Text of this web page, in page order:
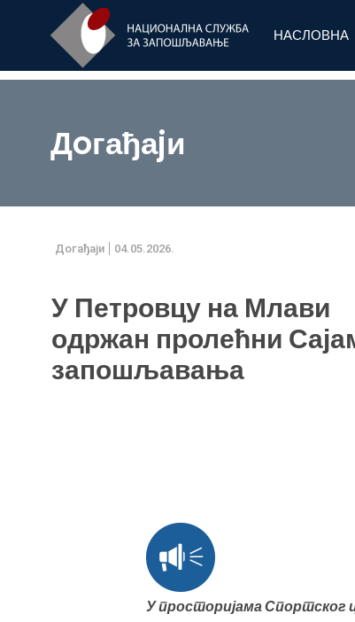
НАСЛОВНА
Дoгађаjи
Дoгађаjи 04.05.2026.
У Петровцу на Млави
одржан пролећни
запошљавања
У просторијама Спортског